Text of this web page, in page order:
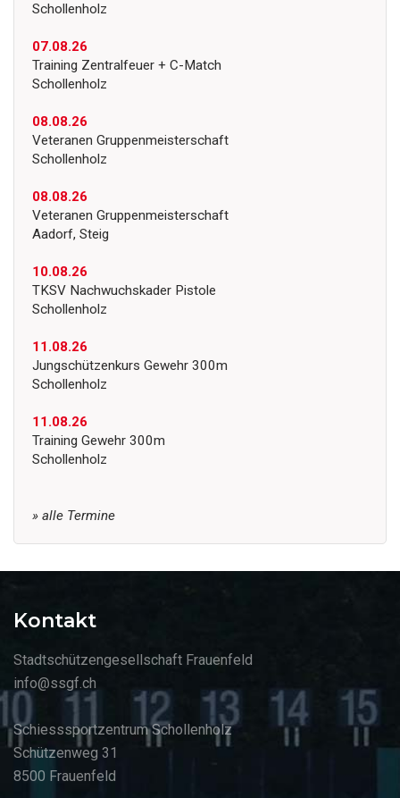
Schollenholz
07.08.26
Training Zentralfeuer + C-Match
Schollenholz
08.08.26
Veteranen Gruppenmeisterschaft
Schollenholz
08.08.26
Veteranen Gruppenmeisterschaft
Aadorf, Steig
10.08.26
TKSV Nachwuchskader Pistole
Schollenholz
11.08.26
Jungschützenkurs Gewehr 300m
Schollenholz
11.08.26
Training Gewehr 300m
Schollenholz
» alle Termine
Kontakt
Stadtschützengesellschaft Frauenfeld
info@ssgf.ch
Schiesssportzentrum Schollenholz
Schützenweg 31
8500 Frauenfeld